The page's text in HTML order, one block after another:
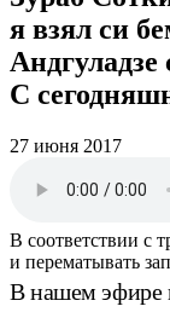
я взял си
С
27 июня 2017
В соответствии с
и перематывать
В нашем эфире